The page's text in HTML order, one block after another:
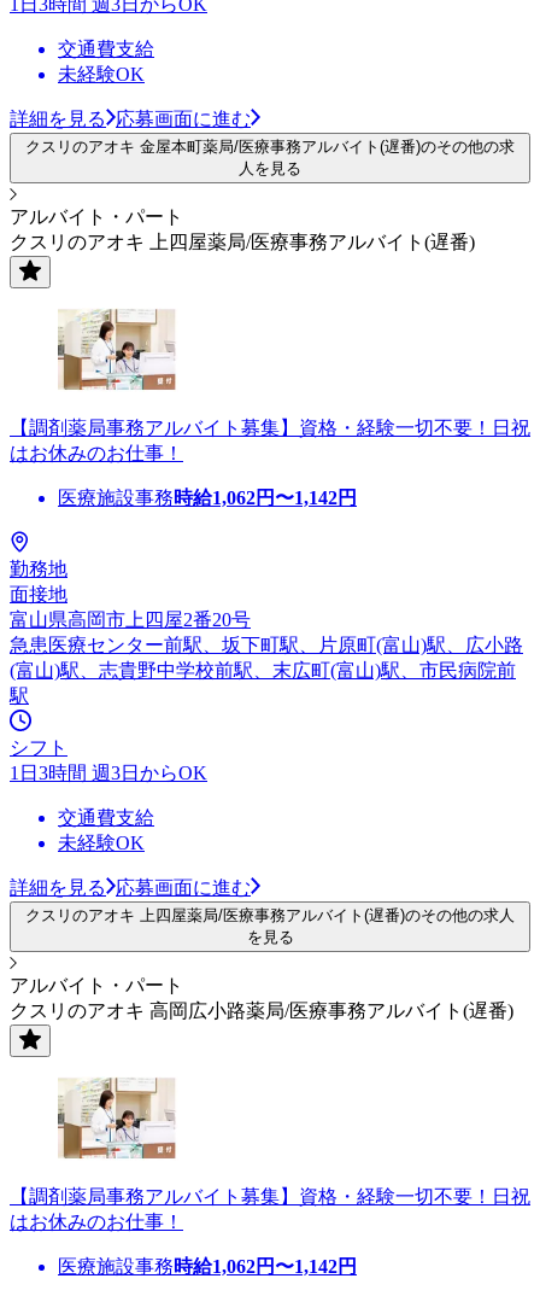
交通費支給
未経験OK
詳細を見る 応募画面に進む
クスリのアオキ 金屋本町薬局/医療事務アルバイト(遅番)のその他の求
人を見る
アルバイト・パート
クスリのアオキ 上四屋薬局/医療事務アルバイト(遅番)
【調剤薬局事務アルバイト募集】資格・経験一切不要！日祝
はお休みのお仕事！
医療施設事務時給1,062円〜1,142円
勤務地
面接地
富山県高岡市上四屋2番20号
急患医療センター前駅、坂下町駅、片原町(富山)駅、広小路
(富山)駅、志貴野中学校前駅、末広町(富山)駅、市民病院前
駅
シフト
1日3時間 週3日からOK
交通費支給
未経験OK
詳細を見る 応募画面に進む
クスリのアオキ 上四屋薬局/医療事務アルバイト(遅番)のその他の求人
を見る
アルバイト・パート
クスリのアオキ 高岡広小路薬局/医療事務アルバイト(遅番)
【調剤薬局事務アルバイト募集】資格・経験一切不要！日祝
はお休みのお仕事！
医療施設事務時給1,062円〜1,142円